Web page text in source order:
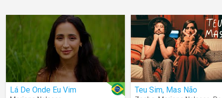
Lá De Onde Eu Vim Teu Sim, Mas Não